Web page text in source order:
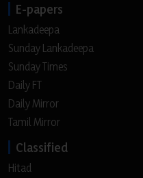
E-papers
Lankadeepa
Sunday Lankadeepa
Sunday Times
Daily FT
Daily Mirror
Tamil Mirror
Classified
Hitad